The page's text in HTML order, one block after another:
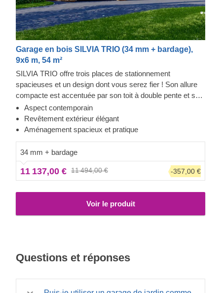
Garage en bois SILVIA TRIO (34 mm + bardage),
9x6 m, 54 m²
SILVIA TRIO offre trois places de stationnement
spacieuses et un design dont vous serez fier ! Son allure
compacte est accentuée par son toit à double pente et ses
lignes fluides et épurées. L'aménagement intérieur offre 49
m² d'espace pour garer confortablement vos véhicules, en
sachant que vous les laissez en sécurité et protégés des
Aspect contemporain
Revêtement extérieur élégant
Aménagement spacieux et pratique
34 mm + bardage
11 137,00 € 11 494,00 € -357,00 €
Voir le produit
Questions et réponses